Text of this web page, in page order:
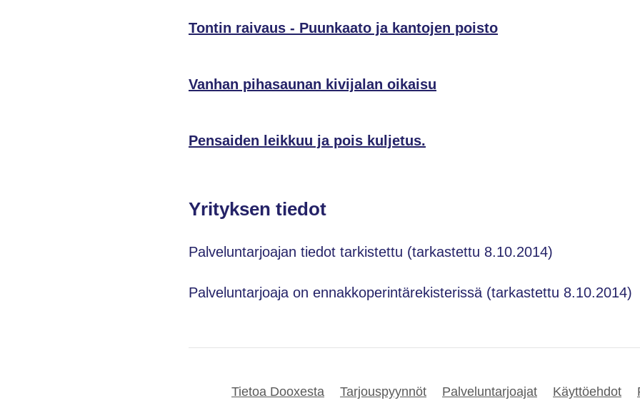
Tontin raivaus - Puunkaato ja kantojen poisto
Vanhan pihasaunan kivijalan oikaisu
Pensaiden leikkuu ja pois kuljetus.
Yrityksen tiedot
Palveluntarjoajan tiedot tarkistettu (tarkastettu 8.10.2014)
Palveluntarjoaja on ennakkoperintärekisterissä (tarkastettu 8.10.2014)
Tietoa Dooxesta Tarjouspyynnöt Palveluntarjoajat Käyttöehdot